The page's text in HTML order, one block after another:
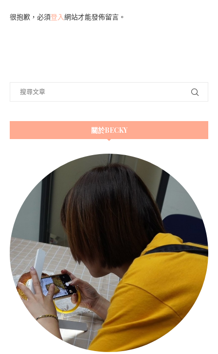
很抱歉，必須登入網站才能發佈留言。
關於BECKY